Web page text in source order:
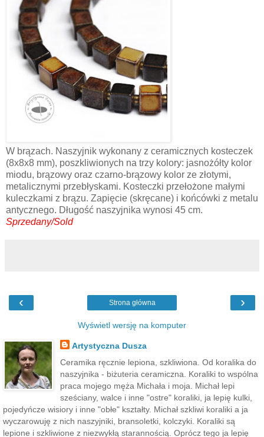
W brązach. Naszyjnik wykonany z ceramicznych kosteczek
(8x8x8 mm), poszkliwionych na trzy kolory: jasnożółty kolor
miodu, brązowy oraz czarno-brązowy kolor ze złotymi,
metalicznymi przebłyskami. Kosteczki przełożone małymi
kuleczkami z brązu. Zapięcie (skręcane) i końcówki z metalu
antycznego. Długość naszyjnika wynosi 45 cm.
Sprzedany/Sold
‹ ›
Strona główna
Wyświetl wersję na komputer
Artystyczna Dusza
Ceramika ręcznie lepiona, szkliwiona. Od koralika do
naszyjnika - biżuteria ceramiczna. Koraliki to wspólna
praca mojego męża Michała i moja. Michał lepi
sześciany, walce i inne "ostre" koraliki, ja lepię kulki,
pojedyńcze wisiory i inne "obłe" kształty. Michał szkliwi koraliki a ja
wyczarowuję z nich naszyjniki, bransoletki, kolczyki. Koraliki są
lepione i szkliwione z niezwykłą starannością. Oprócz tego ja lepię